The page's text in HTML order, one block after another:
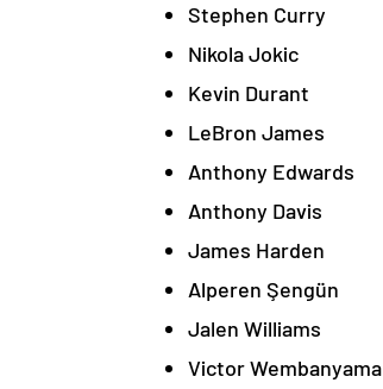
Stephen Curry
Nikola Jokic
Kevin Durant
LeBron James
Anthony Edwards
Anthony Davis
James Harden
Alperen Şengün
Jalen Williams
Victor Wembanyama